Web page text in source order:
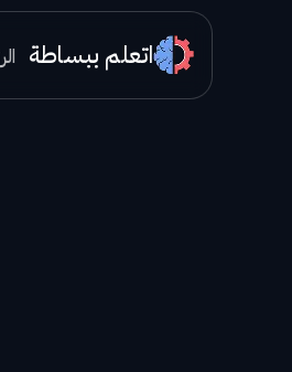
اتعلم ببساطة